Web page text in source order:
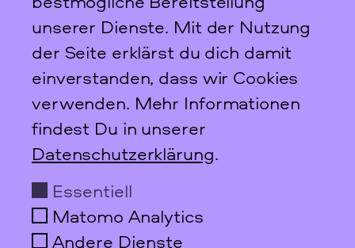
Scharnweberstraße 31
10247 Berlin
+49 30 95 61 26 78
info@ffbiz.de
Öffnungszeiten
Do + Fr
10–17 Uhr
nur nach Anmeldung!
unserer Dienste. Mit der Nutzung
der Seite erklärst du dich damit
einverstanden, dass wir Cookies
verwenden. Mehr Informationen
findest Du in unserer
Datenschutzerklärung.
Essentiell
Matomo Analytics
Andere Dienste